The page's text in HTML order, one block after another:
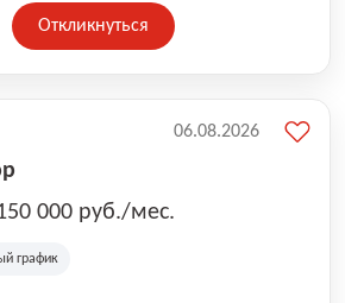
Откликнуться
000 руб./мес.
график
06.08.2026